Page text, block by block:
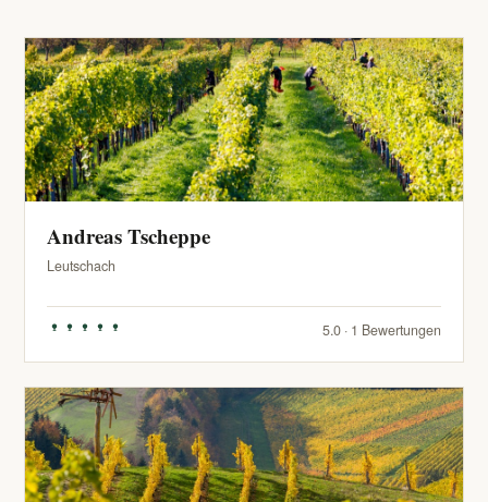
Andreas Tscheppe
Leutschach
5.0 · 1 Bewertungen